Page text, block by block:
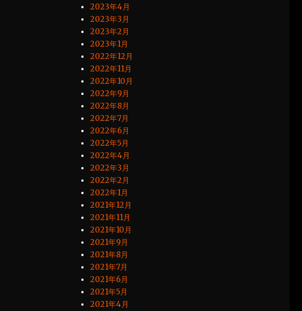
2023年4月
2023年3月
2023年2月
2023年1月
2022年12月
2022年11月
2022年10月
2022年9月
2022年8月
2022年7月
2022年6月
2022年5月
2022年4月
2022年3月
2022年2月
2022年1月
2021年12月
2021年11月
2021年10月
2021年9月
2021年8月
2021年7月
2021年6月
2021年5月
2021年4月